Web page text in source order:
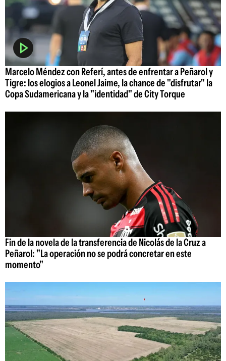
Marcelo Méndez con Referí, antes de enfrentar a Peñarol y
Tigre: los elogios a Leonel Jaime, la chance de "disfrutar" la
Copa Sudamericana y la "identidad" de City Torque
Fin de la novela de la transferencia de Nicolás de la Cruz a
Peñarol: "La operación no se podrá concretar en este
momento"